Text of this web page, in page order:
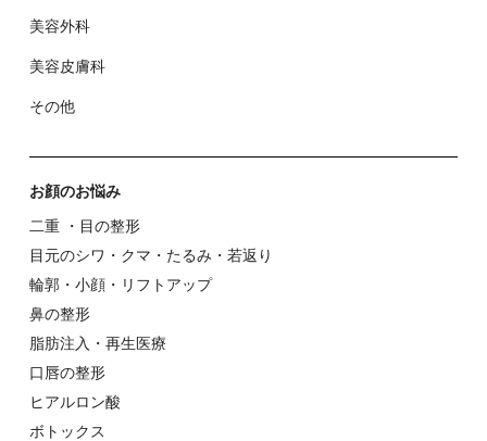
美容外科
美容⽪膚科
その他
お顔のお悩み
⼆重 ・⽬の整形
⽬元のシワ・クマ・たるみ・若返り
輪郭・⼩顔・リフトアップ
⿐の整形
脂肪注入・再生医療
⼝唇の整形
ヒアルロン酸
ボトックス